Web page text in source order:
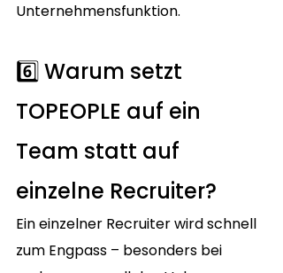
Unternehmensfunktion.
6️⃣ Warum setzt
TOPEOPLE auf ein
Team statt auf
einzelne Recruiter?
Ein einzelner Recruiter wird schnell
zum Engpass – besonders bei